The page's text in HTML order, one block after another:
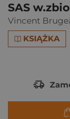
SAS
Vincent
KSIĄŻKA